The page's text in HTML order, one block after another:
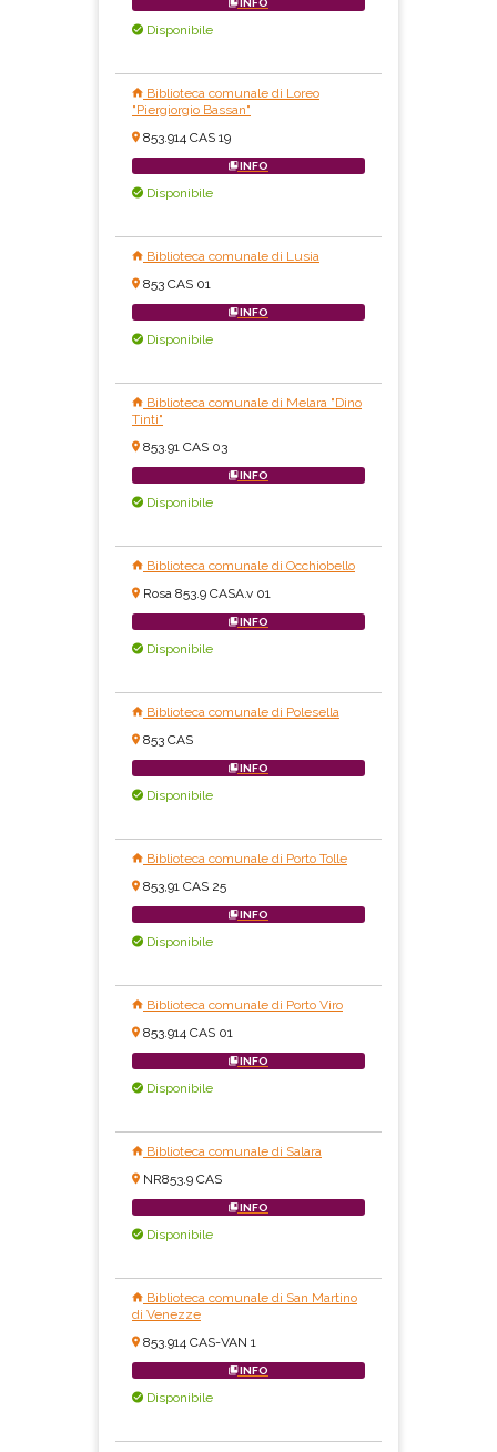
INFO
Disponibile
Biblioteca comunale di Loreo
"Piergiorgio Bassan"
853.914 CAS 19
INFO
Disponibile
Biblioteca comunale di Lusia
853 CAS 01
INFO
Disponibile
Biblioteca comunale di Melara "Dino
Tinti"
853.91 CAS 03
INFO
Disponibile
Biblioteca comunale di Occhiobello
Rosa 853.9 CASA.v 01
INFO
Disponibile
Biblioteca comunale di Polesella
853 CAS
INFO
Disponibile
Biblioteca comunale di Porto Tolle
853,91 CAS 25
INFO
Disponibile
Biblioteca comunale di Porto Viro
853.914 CAS 01
INFO
Disponibile
Biblioteca comunale di Salara
NR853.9 CAS
INFO
Disponibile
Biblioteca comunale di San Martino
di Venezze
853.914 CAS-VAN 1
INFO
Disponibile